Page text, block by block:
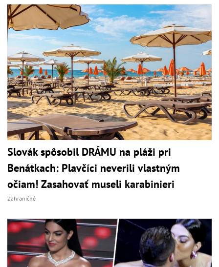
Slovák spôsobil DRÁMU na pláži pri
Benátkach: Plavčíci neverili vlastným
očiam! Zasahovať museli karabinieri
Zahraničné